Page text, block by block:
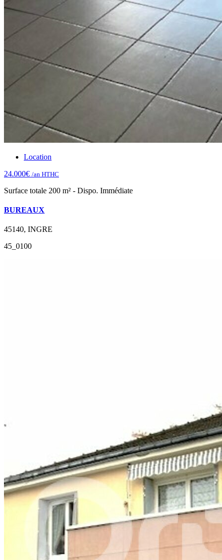
Location
24.000€ /an HTHC
Surface totale 200 m² - Dispo. Immédiate
BUREAUX
45140, INGRE
45_0100